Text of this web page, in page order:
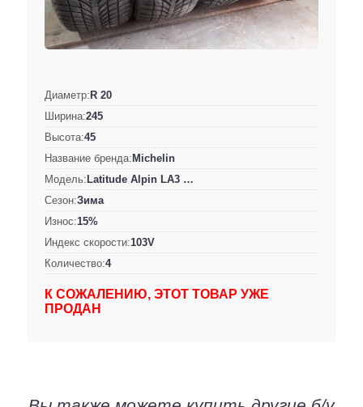
Диаметр:R 20
Ширина:245
Высота:45
Название бренда:Michelin
Модель:Latitude Alpin LA3 …
Сезон:Зима
Износ:15%
Индекс скорости:103V
Количество:4
К СОЖАЛЕНИЮ, ЭТОТ ТОВАР УЖЕ
ПРОДАН